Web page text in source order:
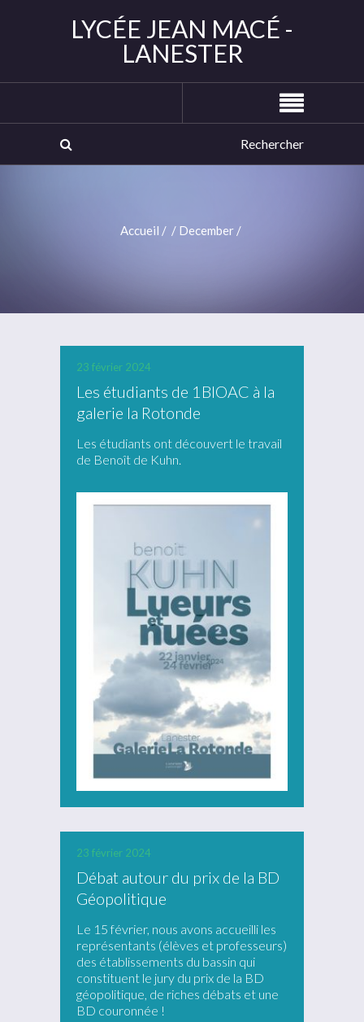
LYCÉE JEAN MACÉ -
LANESTER
Accueil / / December /
23 février 2024
Les étudiants de 1BIOAC à la
galerie la Rotonde
Les étudiants ont découvert le travail
de Benoît de Kuhn.
23 février 2024
Débat autour du prix de la BD
Géopolitique
Le 15 février, nous avons accueilli les
représentants (élèves et professeurs)
des établissements du bassin qui
constituent le jury du prix de la BD
géopolitique, de riches débats et une
BD couronnée !